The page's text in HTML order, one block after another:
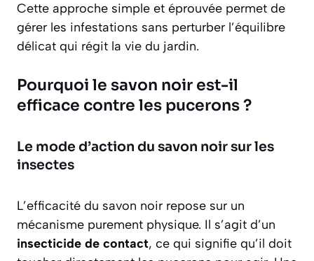
Cette approche simple et éprouvée permet de
gérer les infestations sans perturber l’équilibre
délicat qui régit la vie du jardin.
Pourquoi le savon noir est-il
efficace contre les pucerons ?
Le mode d’action du savon noir sur les
insectes
L’efficacité du savon noir repose sur un
mécanisme purement physique. Il s’agit d’un
insecticide de contact, ce qui signifie qu’il doit